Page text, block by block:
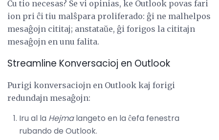
Ĉu tio necesas? Se vi opinias, ke Outlook povas fari
ion pri ĉi tiu malŝpara proliferado: ĝi ne malhelpos
mesaĝojn cititaj; anstataŭe, ĝi forigos la cititajn
mesaĝojn en unu falita.
Streamline Konversacioj en Outlook
Purigi konversaciojn en Outlook kaj forigi
redundajn mesaĝojn:
Iru al la Hejmalangeto en la ĉefa fenestra
rubando de Outlook.